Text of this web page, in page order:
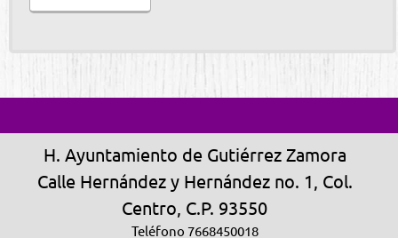
H. Ayuntamiento de Gutiérrez Zamora
Calle Hernández y Hernández no. 1, Col.
Centro, C.P. 93550
Teléfono 7668450018